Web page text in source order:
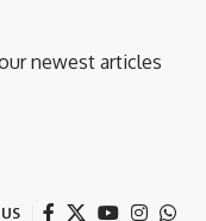
newest articles